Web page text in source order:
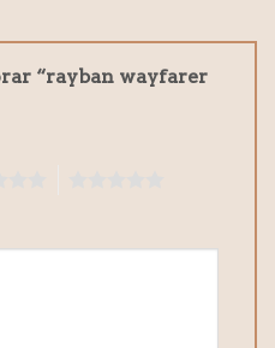
“rayban wayfarer